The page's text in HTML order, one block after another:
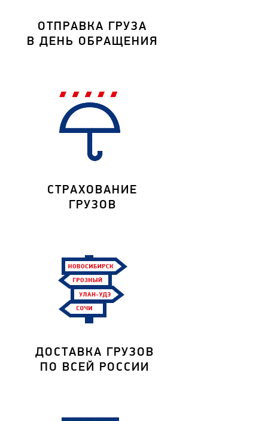
ОТПРАВКА ГРУЗА
В ДЕНЬ ОБРАЩЕНИЯ
СТРАХОВАНИЕ
ГРУЗОВ
ДОСТАВКА ГРУЗОВ
ПО ВСЕЙ РОССИИ